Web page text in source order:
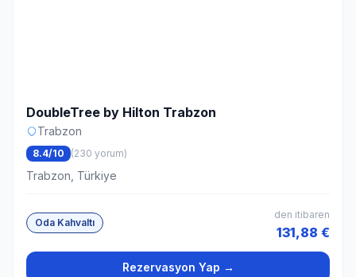
DoubleTree by Hilton Trabzon
Trabzon
8.4/10 (230 yorum)
Trabzon, Türkiye
Oda Kahvaltı
den itibaren
131,88 €
Rezervasyon Yap →